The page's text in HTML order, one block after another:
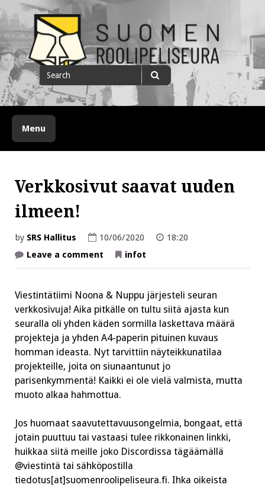
to
content
Suomen roolipeliseura
Search
for
Search
Menu
Verkkosivut saavat uuden
ilmeen!
by SRS Hallitus 10/06/2020
18:20
Leave a comment
infot
Viestintätiimi Noona & Nuppu järjesteli seuran
verkkosivuja! Aika pitkälle on tultu siitä ajasta kun
seuralla oli yhden käden sormilla laskettava määrä
projekteja ja yhden A4-paperin pituinen kuvaus
homman ideasta. Nyt tarvittiin näyteikkunatilaa
projekteille, joita on siunaantunut jo
parisenkymmentä! Kaikki ei ole vielä valmista, mutta
muoto alkaa hahmottua.
Jos huomaat saavutettavuusongelmia, bongaat, että
jotain puuttuu tai vastaasi tulee rikkonainen linkki,
huikkaa siitä meille joko Discordissa tägäämällä
@viestintä tai sähköpostilla
tiedotus[at]suomenroolipeliseura.fi. Ihka oikeista